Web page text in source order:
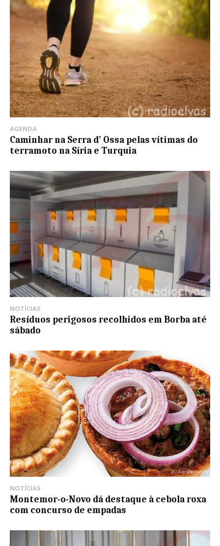
AGENDA
Caminhar na Serra d’ Ossa pelas vítimas do
terramoto na Síria e Turquia
NOTÍCIAS
Resíduos perigosos recolhidos em Borba até
sábado
NOTÍCIAS
Montemor-o-Novo dá destaque à cebola roxa
com concurso de empadas